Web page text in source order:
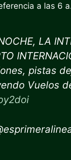
a las 6
LA
pistas
Vuelos